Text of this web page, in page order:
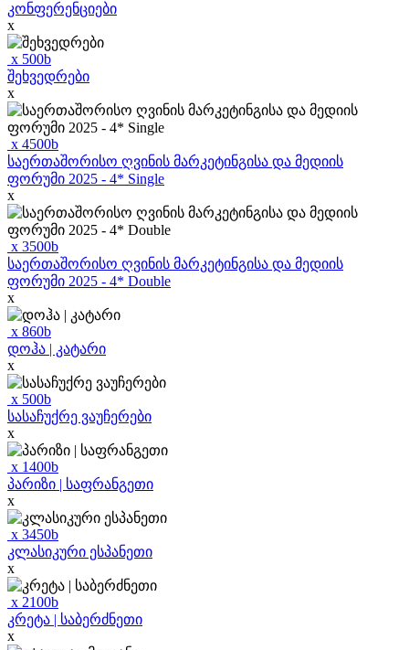
კონფერენციები
x
x 500b
შეხვედრები
x
x 4500b
საერთაშორისო ღვინის მარკეტინგისა და მედიის
ფორუმი 2025 - 4* Single
x
x 3500b
საერთაშორისო ღვინის მარკეტინგისა და მედიის
ფორუმი 2025 - 4* Double
x
x 860b
დოჰა | კატარი
x
x 500b
სასაჩუქრე ვაუჩერები
x
x 1400b
პარიზი | საფრანგეთი
x
x 3450b
კლასიკური ესპანეთი
x
x 2100b
კრეტა | საბერძნეთი
x